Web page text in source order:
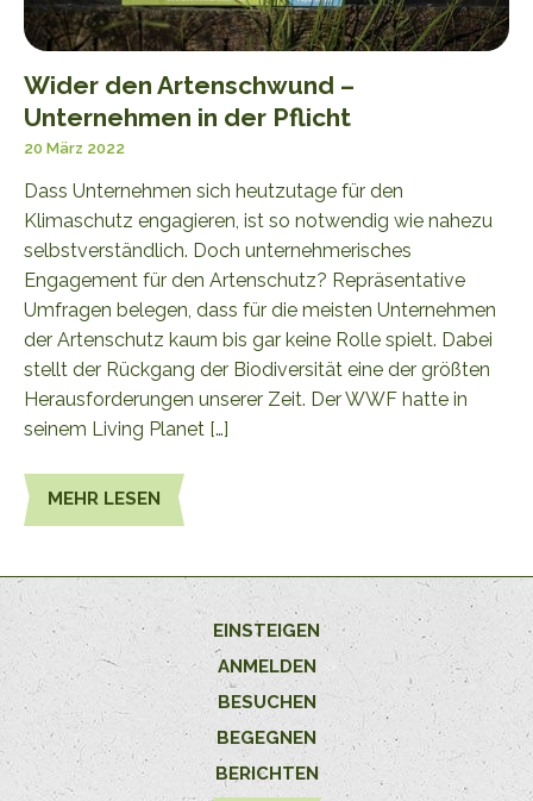
Wider den Artenschwund –
Unternehmen in der Pflicht
20 März 2022
Dass Unternehmen sich heutzutage für den
Klimaschutz engagieren, ist so notwendig wie nahezu
selbstverständlich. Doch unternehmerisches
Engagement für den Artenschutz? Repräsentative
Umfragen belegen, dass für die meisten Unternehmen
der Artenschutz kaum bis gar keine Rolle spielt. Dabei
stellt der Rückgang der Biodiversität eine der größten
Herausforderungen unserer Zeit. Der WWF hatte in
seinem Living Planet […]
MEHR LESEN
EINSTEIGEN
ANMELDEN
BESUCHEN
BEGEGNEN
BERICHTEN